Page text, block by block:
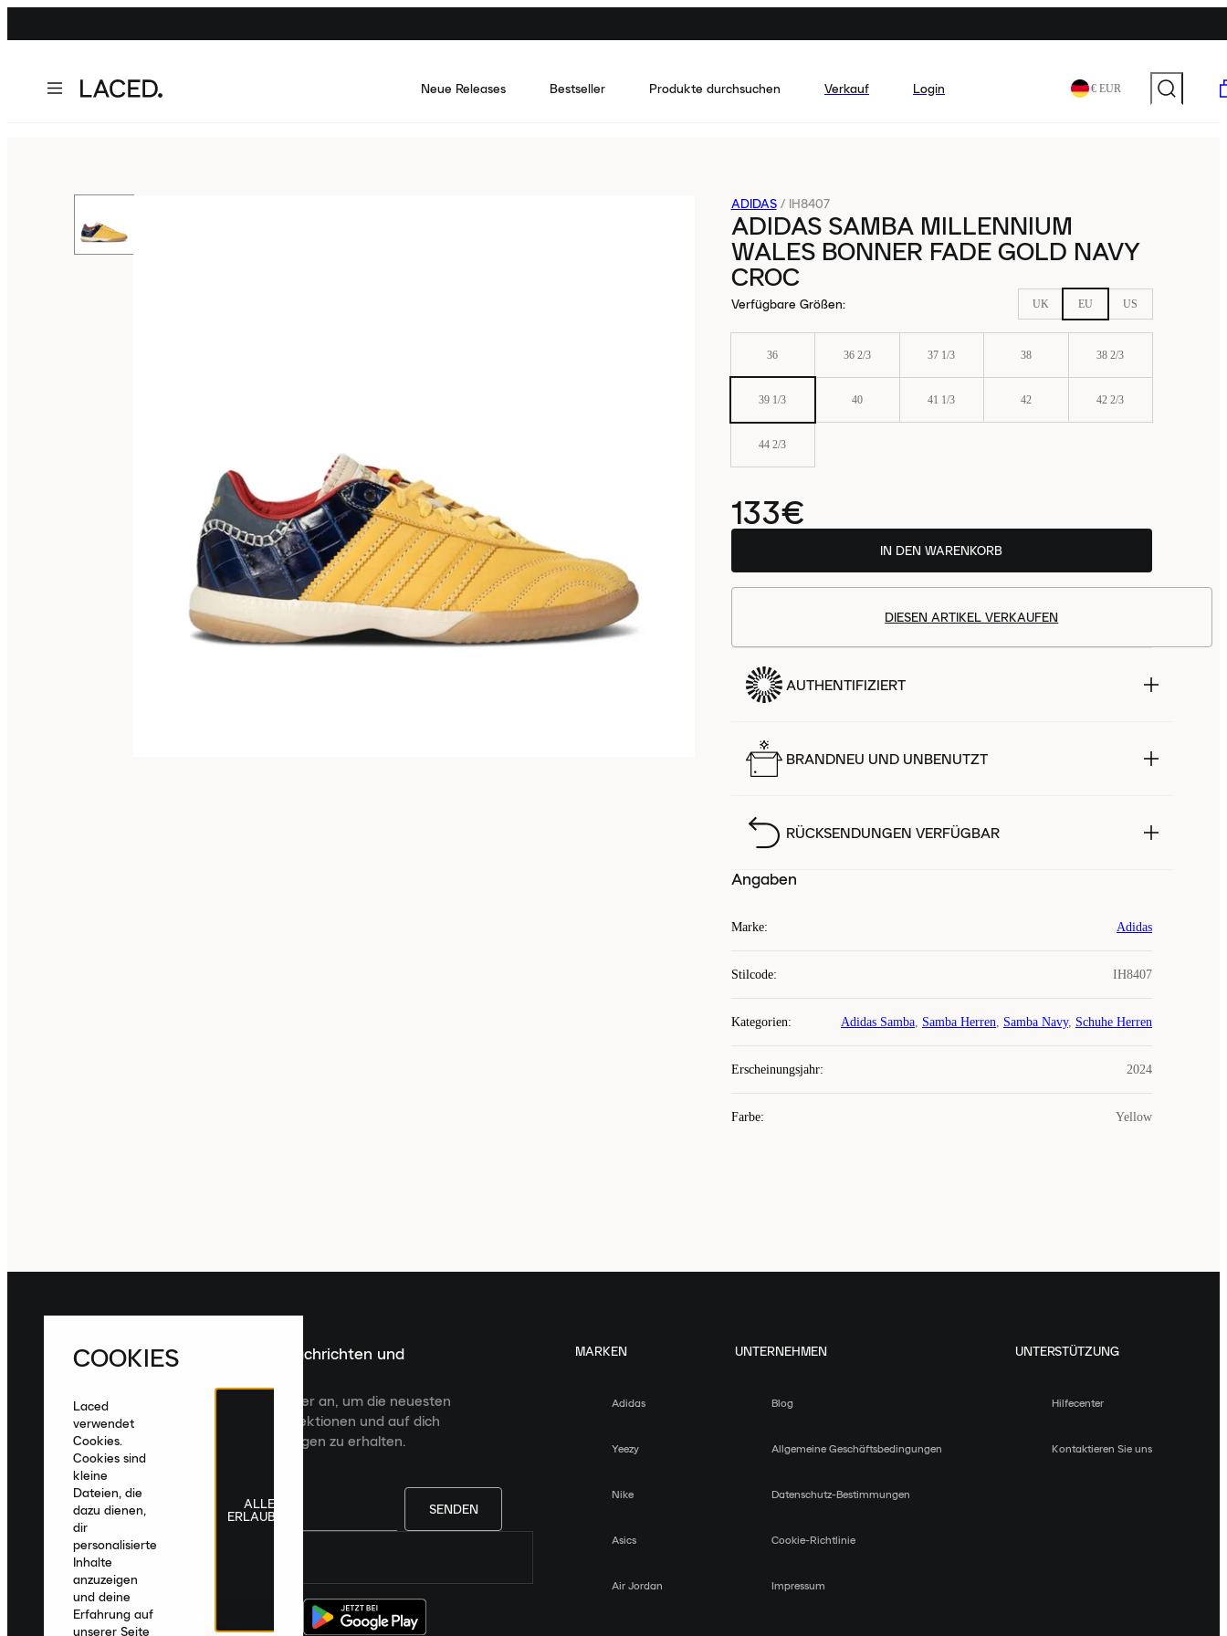
Neue Releases Bestseller Produkte durchsuchen Verkauf Login € EUR
ADIDAS / IH8407
ADIDAS SAMBA MILLENNIUM
WALES BONNER FADE GOLD NAVY
CROC
Verfügbare Größen: UK EU US
36 36 2/3 37 1/3 38 38 2/3
39 1/3 40 41 1/3 42 42 2/3
44 2/3
133€
IN DEN WARENKORB
DIESEN ARTIKEL VERKAUFEN
AUTHENTIFIZIERT
BRANDNEU UND UNBENUTZT
RÜCKSENDUNGEN VERFÜGBAR
Angaben
Marke: Adidas
Stilcode: IH8407
Kategorien: Adidas Samba, Samba Herren, Samba Navy, Schuhe Herren
Erscheinungsjahr: 2024
Farbe: Yellow
Melde dich für die neuesten Nachrichten und
Veröffentlichungen an
Melde dich für den Laced Newsletter an, um die neuesten
Veröffentlichungen, kuratierte Kollektionen und auf dich
zugeschnittene Produktempfehlungen zu erhalten.
SENDEN
MARKEN
Adidas
Yeezy
Nike
Asics
Air Jordan
UNTERNEHMEN
Blog
Allgemeine Geschäftsbedingungen
Datenschutz-Bestimmungen
Cookie-Richtlinie
Impressum
UNTERSTÜTZUNG
Hilfecenter
Kontaktieren Sie uns
COOKIES
Laced
verwendet
Cookies.
Cookies sind
kleine
Dateien, die
dazu dienen,
dir
personalisierte
Inhalte
anzuzeigen
und deine
Erfahrung auf
unserer Seite
ALLE
ERLAUBEN